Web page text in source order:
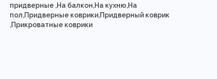
придверные ,На балкон,На кухню,На
пол,Придверные коврики,Придверный коврик
,Прикроватные коврики